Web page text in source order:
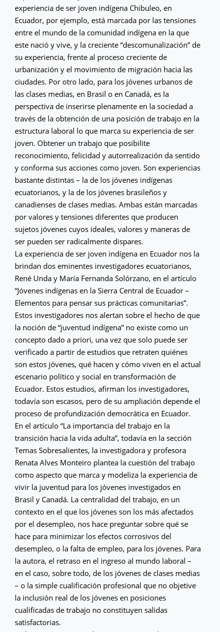
experiencia de ser joven indígena Chibuleo, en
Ecuador, por ejemplo, está marcada por las tensiones
entre el mundo de la comunidad indígena en la que
este nació y vive, y la creciente “descomunalización” de
su experiencia, frente al proceso creciente de
urbanización y el movimiento de migración hacia las
ciudades. Por otro lado, para los jóvenes urbanos de
las clases medias, en Brasil o en Canadá, es la
perspectiva de inserirse plenamente en la sociedad a
través de la obtención de una posición de trabajo en la
estructura laboral lo que marca su experiencia de ser
joven. Obtener un trabajo que posibilite
reconocimiento, felicidad y autorrealización da sentido
y conforma sus acciones como joven. Son experiencias
bastante distintas – la de los jóvenes indígenas
ecuatorianos, y la de los jóvenes brasileños y
canadienses de clases medias. Ambas están marcadas
por valores y tensiones diferentes que producen
sujetos jóvenes cuyos ideales, valores y maneras de
ser pueden ser radicalmente dispares.
La experiencia de ser joven indígena en Ecuador nos la
brindan dos eminentes investigadores ecuatorianos,
René Unda y María Fernanda Solórzano, en el artículo
“Jóvenes indígenas en la Sierra Central de Ecuador –
Elementos para pensar sus prácticas comunitarias”.
Estos investigadores nos alertan sobre el hecho de que
la noción de “juventud indígena” no existe como un
concepto dado a priori, una vez que solo puede ser
verificado a partir de estudios que retraten quiénes
son estos jóvenes, qué hacen y cómo viven en el actual
escenario político y social en transformación de
Ecuador. Estos estudios, afirman los investigadores,
todavía son escasos, pero de su ampliación depende el
proceso de profundización democrática en Ecuador.
En el artículo “La importancia del trabajo en la
transición hacia la vida adulta”, todavía en la sección
Temas Sobresalientes, la investigadora y profesora
Renata Alves Monteiro plantea la cuestión del trabajo
como aspecto que marca y modeliza la experiencia de
vivir la juventud para los jóvenes investigados en
Brasil y Canadá. La centralidad del trabajo, en un
contexto en el que los jóvenes son los más afectados
por el desempleo, nos hace preguntar sobre qué se
hace para minimizar los efectos corrosivos del
desempleo, o la falta de empleo, para los jóvenes. Para
la autora, el retraso en el ingreso al mundo laboral –
en el caso, sobre todo, de los jóvenes de clases medias
– o la simple cualificación profesional que no objetive
la inclusión real de los jóvenes en posiciones
cualificadas de trabajo no constituyen salidas
satisfactorias.